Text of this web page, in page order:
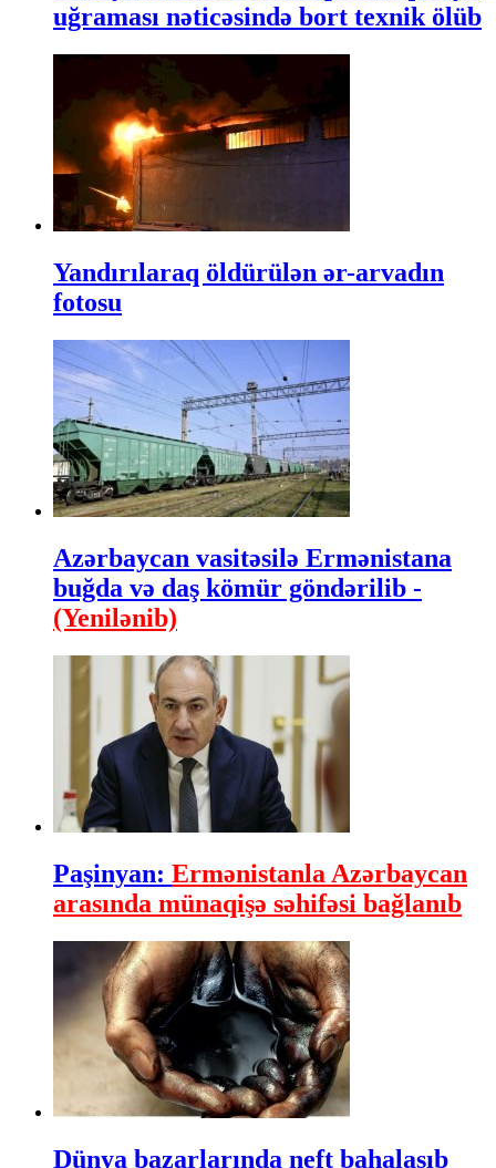
uğraması nəticəsində bort texnik ölüb
Yandırılaraq öldürülən ər-arvadın
fotosu
Azərbaycan vasitəsilə Ermənistana
buğda və daş kömür göndərilib -
(Yenilənib)
Paşinyan: Ermənistanla Azərbaycan
arasında münaqişə səhifəsi bağlanıb
Dünya bazarlarında neft bahalaşıb